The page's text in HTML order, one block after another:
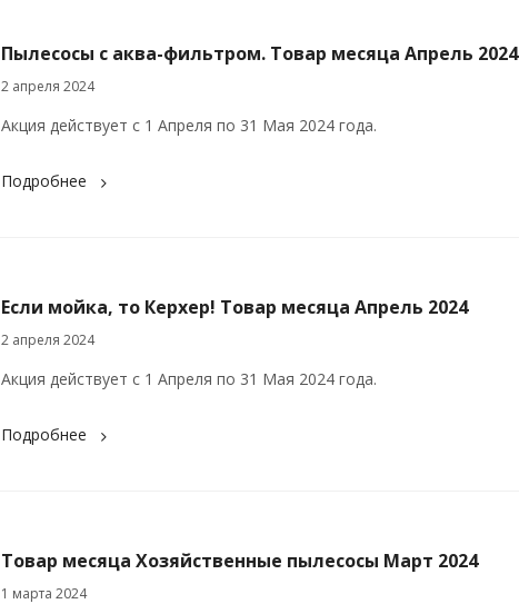
Пылесосы с аква-фильтром. Товар месяца Апрель 2024
2 апреля 2024
Акция действует с 1 Апреля по 31 Мая 2024 года.
Подробнее
Если мойка, то Керхер! Товар месяца Апрель 2024
2 апреля 2024
Акция действует с 1 Апреля по 31 Мая 2024 года.
Подробнее
Товар месяца Хозяйственные пылесосы Март 2024
1 марта 2024